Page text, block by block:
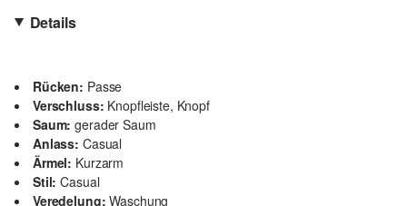
Details
Rücken: Passe
Verschluss: Knopfleiste, Knopf
Saum: gerader Saum
Anlass: Casual
Ärmel: Kurzarm
Stil: Casual
Veredelung: Waschung